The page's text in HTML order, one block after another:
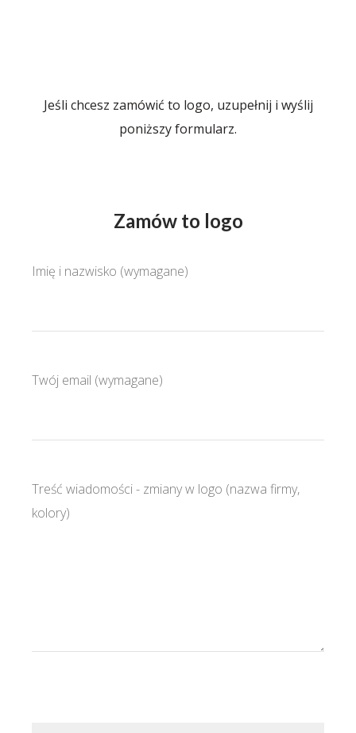
Jeśli chcesz zamówić to logo, uzupełnij i wyślij
poniższy formularz.
Zamów to logo
Imię i nazwisko (wymagane)
Twój email (wymagane)
Treść wiadomości - zmiany w logo (nazwa firmy,
kolory)